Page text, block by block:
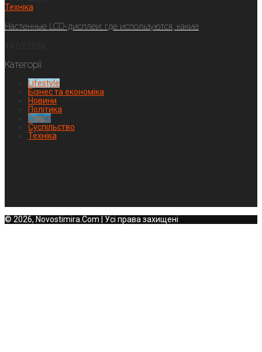
Техніка
Настенные LCD-дисплеи: где используются, какие
Категорії
Lifestyle
Бізнес та економіка
Новини
Політика
Спорт
Суспільство
Техніка
© 2026, Novostimira.Com | Усі права захищені